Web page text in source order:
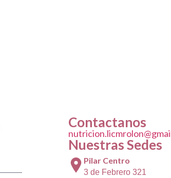
Contactanos
Nuestras Sedes
Pilar Centro
3 de Febrero 321